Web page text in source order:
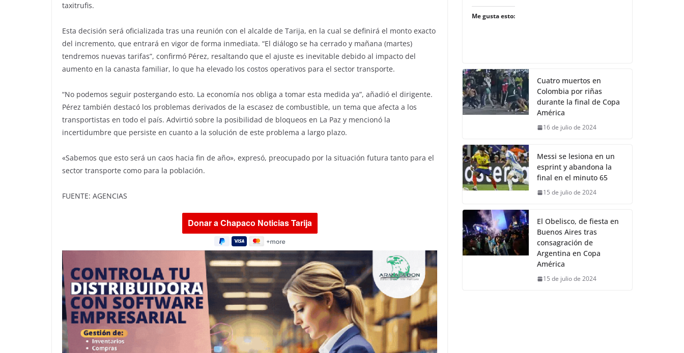
taxitrufis.
Esta decisión será oficializada tras una reunión con el alcalde de Tarija, en la cual se definirá el monto exacto
del incremento, que entrará en vigor de forma inmediata. “El diálogo se ha cerrado y mañana (martes)
tendremos nuevas tarifas”, confirmó Pérez, resaltando que el ajuste es inevitable debido al impacto del
aumento en la canasta familiar, lo que ha elevado los costos operativos para el sector transporte.
“No podemos seguir postergando esto. La economía nos obliga a tomar esta medida ya”, añadió el dirigente.
Pérez también destacó los problemas derivados de la escasez de combustible, un tema que afecta a los
transportistas en todo el país. Advirtió sobre la posibilidad de bloqueos en La Paz y mencionó la
incertidumbre que persiste en cuanto a la solución de este problema a largo plazo.
«Sabemos que esto será un caos hacia fin de año», expresó, preocupado por la situación futura tanto para el
sector transporte como para la población.
FUENTE: AGENCIAS
Me gusta esto:
Cuatro muertos en
Colombia por riñas
durante la final de Copa
América
16 de julio de 2024
Messi se lesiona en un
esprint y abandona la
final en el minuto 65
15 de julio de 2024
El Obelisco, de fiesta en
Buenos Aires tras
consagración de
Argentina en Copa
América
15 de julio de 2024